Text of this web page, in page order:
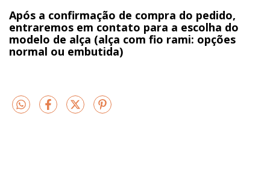
Após a confirmação de compra do pedido,
entraremos em contato para a escolha do
modelo de alça (alça com fio rami: opções
normal ou embutida)